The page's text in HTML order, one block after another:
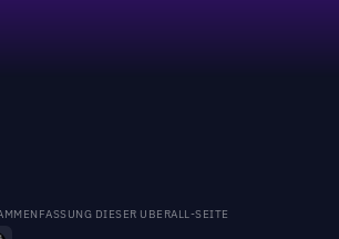
DIESER UBERALL-SEITE